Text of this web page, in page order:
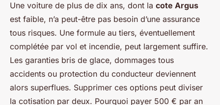
Une voiture de plus de dix ans, dont la cote Argus
est faible, n’a peut-être pas besoin d’une assurance
tous risques. Une formule au tiers, éventuellement
complétée par vol et incendie, peut largement suffire.
Les garanties bris de glace, dommages tous
accidents ou protection du conducteur deviennent
alors superflues. Supprimer ces options peut diviser
la cotisation par deux. Pourquoi payer 500 € par an